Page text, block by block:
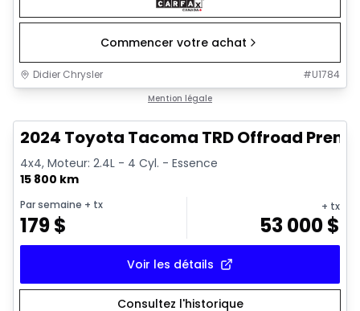
Commencer votre achat
Didier Chrysler #U1784
Mention légale
2024 Toyota Tacoma TRD Offroad
4x4, Moteur: 2.4L - 4 Cyl. - Essence
15 800 km
Par semaine + tx
179$
+ tx
53 000$
Voir les détails
Consultez l'historique